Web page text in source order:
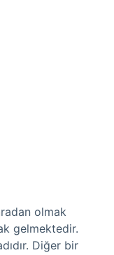
olmak
gelmektedir.
Diğer bir